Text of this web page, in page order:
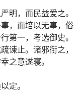
明，而民益爱之。
，而培以无事，俗
第一，考选御史。
谏止。诸邪衔之，
之意遂寝。
定。